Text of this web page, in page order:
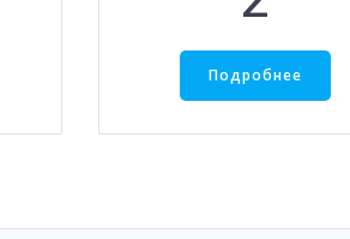
Подробнее